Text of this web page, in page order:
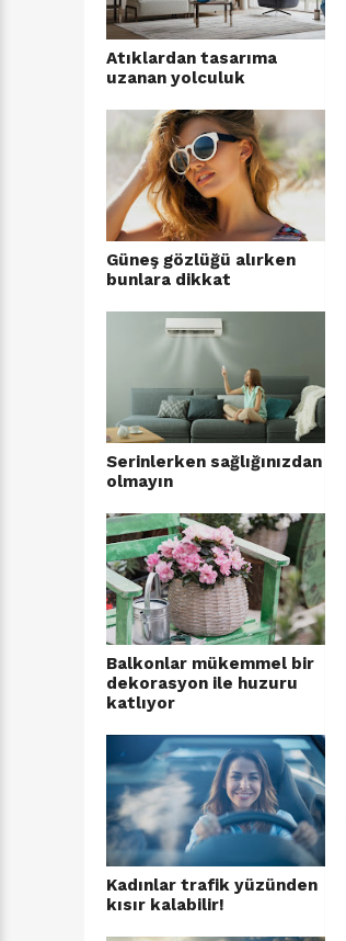
Atıklardan tasarıma
uzanan yolculuk
Güneş gözlüğü alırken
bunlara dikkat
Serinlerken sağlığınızdan
olmayın
Balkonlar mükemmel bir
dekorasyon ile huzuru
katlıyor
Kadınlar trafik yüzünden
kısır kalabilir!